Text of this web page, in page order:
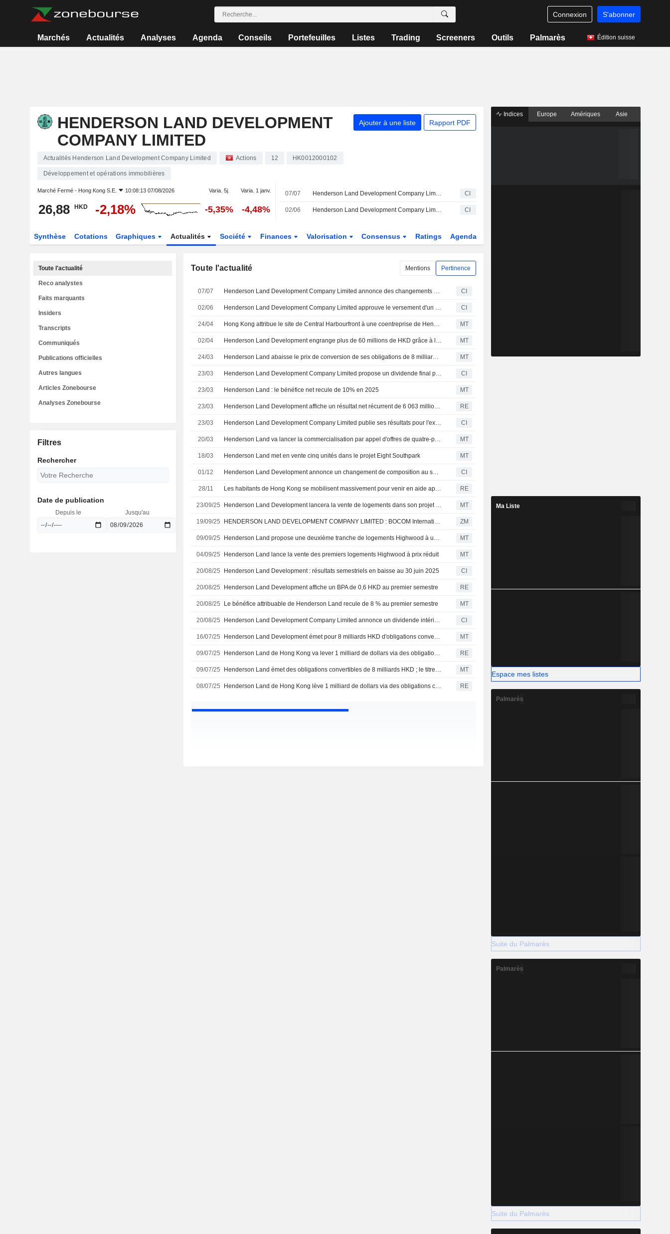
Connexion S'abonner
Marchés Actualités Analyses Agenda Conseils Portefeuilles Listes Trading Screeners Outils Palmarès Édition suisse
HENDERSON LAND DEVELOPMENT
COMPANY LIMITED
Ajouter à une liste Rapport PDF
Actualités Henderson Land Development Company Limited Actions 12 HK0012000102
Développement et opérations immobilières
Marché Fermé - Hong Kong S.E. 10:08:13 07/08/2026 Varia. 5j. Varia. 1 janv.
26,88 HKD -2,18% -5,35% -4,48%
07/07 Henderson Land Development Company Limited annonce des changements au sein de son conseil d'administration et de ses comités CI
02/06 Henderson Land Development Company Limited approuve le versement d'un dividende final CI
Synthèse Cotations Graphiques Actualités Société Finances Valorisation Consensus Ratings Agenda
Toute l'actualité Mentions Pertinence
07/07 Henderson Land Development Company Limited annonce des changements au sein de son conseil d'administration et de ses comités CI
02/06 Henderson Land Development Company Limited approuve le versement d'un dividende final CI
24/04 Hong Kong attribue le site de Central Harbourfront à une coentreprise de Henderson Land pour un bail de cinq ans MT
02/04 Henderson Land Development engrange plus de 60 millions de HKD grâce à la vente de plusieurs lots MT
24/03 Henderson Land abaisse le prix de conversion de ses obligations de 8 milliards de HK$ MT
23/03 Henderson Land Development Company Limited propose un dividende final pour l'exercice clos le 31 décembre 2025, payable le 23 juin 2026 CI
23/03 Henderson Land : le bénéfice net recule de 10% en 2025 MT
23/03 Henderson Land Development affiche un résultat net récurrent de 6 063 millions de HKD sur l'exercice RE
23/03 Henderson Land Development Company Limited publie ses résultats pour l'exercice clos le 31 décembre 2025 CI
20/03 Henderson Land va lancer la commercialisation par appel d'offres de quatre-pièces au projet Chester MT
18/03 Henderson Land met en vente cinq unités dans le projet Eight Southpark MT
01/12 Henderson Land Development annonce un changement de composition au sein du comité de nomination, effectif au 1er décembre 2025 CI
28/11 Les habitants de Hong Kong se mobilisent massivement pour venir en aide après l'incendie meurtrier RE
23/09/25 Henderson Land Development lancera la vente de logements dans son projet de Wan Chai MT
19/09/25 HENDERSON LAND DEVELOPMENT COMPANY LIMITED : BOCOM International Holdings adopte une opinion positive ZM
09/09/25 Henderson Land propose une deuxième tranche de logements Highwood à un prix légèrement supérieur MT
04/09/25 Henderson Land lance la vente des premiers logements Highwood à prix réduit MT
20/08/25 Henderson Land Development : résultats semestriels en baisse au 30 juin 2025 CI
20/08/25 Henderson Land Development affiche un BPA de 0,6 HKD au premier semestre RE
20/08/25 Le bénéfice attribuable de Henderson Land recule de 8 % au premier semestre MT
20/08/25 Henderson Land Development Company Limited annonce un dividende intérimaire pour le premier semestre 2025, payable le 17 septembre 2025 CI
16/07/25 Henderson Land Development émet pour 8 milliards HKD d'obligations convertibles MT
09/07/25 Henderson Land de Hong Kong va lever 1 milliard de dollars via des obligations convertibles RE
09/07/25 Henderson Land émet des obligations convertibles de 8 milliards HKD ; le titre chute de 8 % MT
08/07/25 Henderson Land de Hong Kong lève 1 milliard de dollars via des obligations convertibles RE
Toute l'actualité
Reco analystes
Faits marquants
Insiders
Transcripts
Communiqués
Publications officielles
Autres langues
Articles Zonebourse
Analyses Zonebourse
Filtres
Rechercher
Date de publication
Depuis le Jusqu'au
Indices Europe Amériques Asie
Ma Liste
Espace mes listes
Palmarès
Suite du Palmarès
Palmarès
Suite du Palmarès